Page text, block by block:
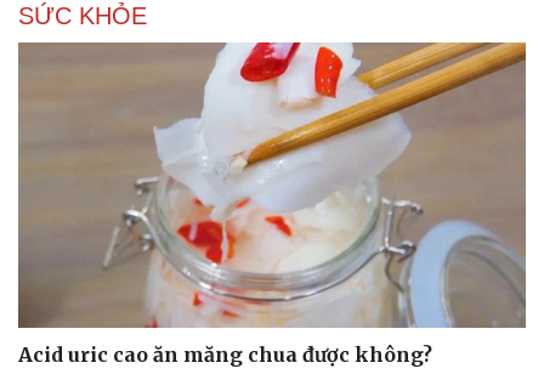
SỨC KHỎE
Acid uric cao ăn măng chua được không?